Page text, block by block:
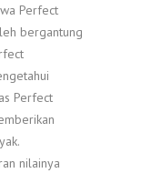
Perfect
bergantung
Perfect
nilainya